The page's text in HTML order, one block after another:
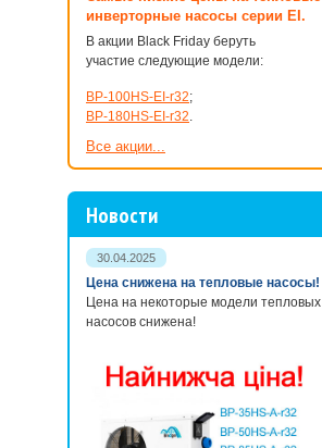
инверторные насосы серии EI.
В акции Black Friday беруть
участие следующие модели:
BP-100HS-EI-r32;
BP-180HS-EI-r32.
Все акции...
Новости
30.04.2025
Цена снижена на тепловые насосы!
Цена на некоторые модели тепловых
насосов снижена!